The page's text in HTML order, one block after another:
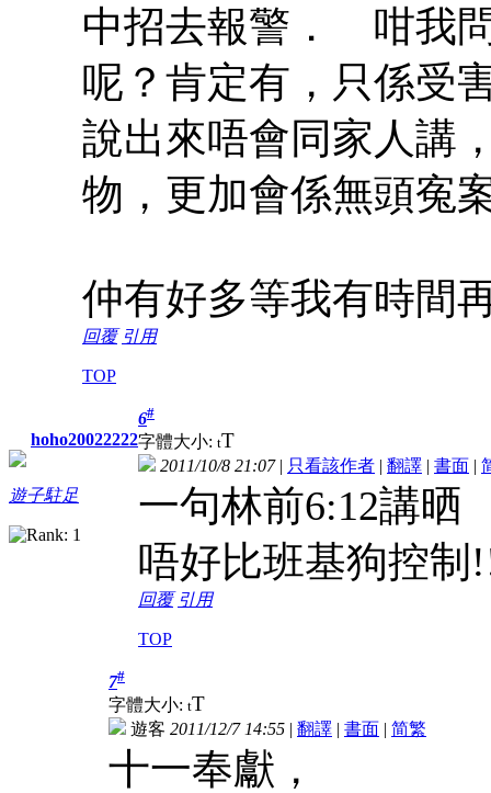
中招去報警． 咁我
呢？肯定有，只係受
說出來唔會同家人講
物，更加會係無頭
仲有好多等我有時間
回覆 引用
TOP
hoho20022222
遊子駐足
6#
字體大小: tT
2011/10/8 21:07| 只看該作者 | 翻譯 | 書面 |
一句林前6:12講晒
唔好比班基狗控制
回覆 引用
TOP
7#
字體大小: tT
遊客 2011/12/7 14:55 | 翻譯 | 書面 | 简繁
十一奉獻，